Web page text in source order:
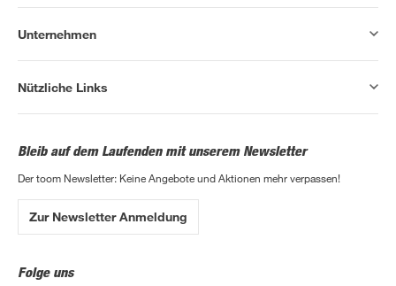
Unternehmen
Nützliche Links
Bleib auf dem Laufenden mit unserem Newsletter
Der toom Newsletter: Keine Angebote und Aktionen mehr verpassen!
Zur Newsletter Anmeldung
Folge uns